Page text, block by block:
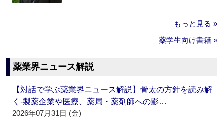
もっと見る »
薬学生向け書籍 »
薬業界ニュース解説
【対話で学ぶ薬業界ニュース解説】骨太の方針を読み解
く‐製薬企業や医療、薬局・薬剤師への影…
2026年07月31日 (金)